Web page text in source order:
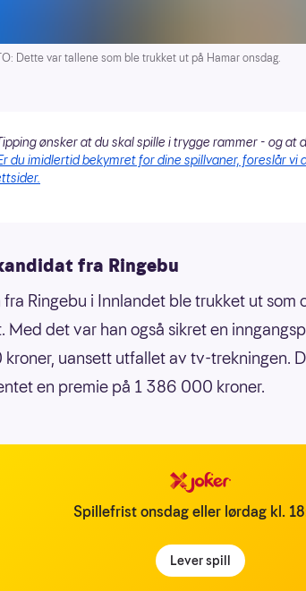
Dette var tallene som ble trukket ut på Hamar onsdag.
ønsker at du skal spille i trygge rammer - og at
du imidlertid bekymret for dine spillvaner, foreslår vi
fra Ringebu
fra Ringebu i Innlandet ble trukket ut som
Med det var han også sikret en
uansett utfallet av tv-trekningen.
en premie på 1 386 000 kroner.
Spillefrist onsdag eller lørdag kl.
Lever spill